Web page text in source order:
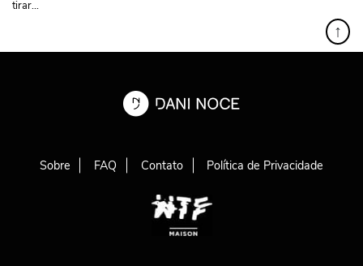
tirar...
↑
Sobre FAQ Contato Política de Privacidade